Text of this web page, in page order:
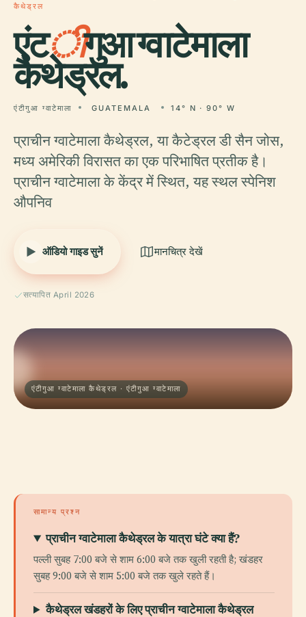
कैथेड्रल
एंटीगुआ ग्वाटेमाला
कैथेड्रल.
एंटीगुआ ग्वाटेमाला GUATEMALA 14° N · 90° W
प्राचीन ग्वाटेमाला कैथेड्रल, या कैटेड्रल डी सैन जोस,
मध्य अमेरिकी विरासत का एक परिभाषित प्रतीक है।
प्राचीन ग्वाटेमाला के केंद्र में स्थित, यह स्थल स्पेनिश
औपनिव
ऑडियो गाइड सुनें मानचित्र देखें
सत्यापित April 2026
एंटीगुआ ग्वाटेमाला कैथेड्रल · एंटीगुआ ग्वाटेमाला
सामान्य प्रश्न
प्राचीन ग्वाटेमाला कैथेड्रल के यात्रा घंटे क्या हैं?
पल्ली सुबह 7:00 बजे से शाम 6:00 बजे तक खुली रहती है; खंडहर
सुबह 9:00 बजे से शाम 5:00 बजे तक खुले रहते हैं।
कैथेड्रल खंडहरों के लिए प्राचीन ग्वाटेमाला कैथेड्रल